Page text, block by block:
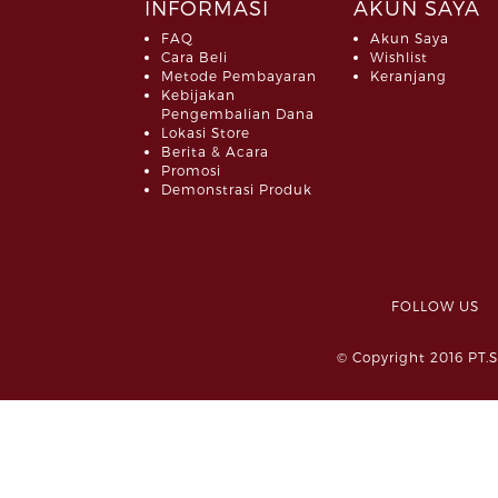
INFORMASI
FAQ
Cara Beli
Metode Pembayaran
Kebijakan
Pengembalian Dana
Lokasi Store
Berita & Acara
Promosi
Demonstrasi Produk
AKUN SAYA
Akun Saya
Wishlist
Keranjang
FOLLOW
© Copyright 2016